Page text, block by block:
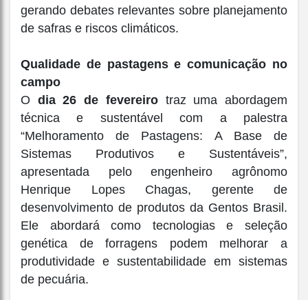
gerando debates relevantes sobre planejamento
de safras e riscos climáticos.
Qualidade de pastagens e comunicação no
campo
O dia 26 de fevereirotraz uma abordagem
técnica e sustentável com a palestra
“Melhoramento de Pastagens: A Base de
Sistemas Produtivos e Sustentáveis”,
apresentada pelo engenheiro agrônomo
Henrique Lopes Chagas, gerente de
desenvolvimento de produtos da Gentos Brasil.
Ele abordará como tecnologias e seleção
genética de forragens podem melhorar a
produtividade e sustentabilidade em sistemas
de pecuária.